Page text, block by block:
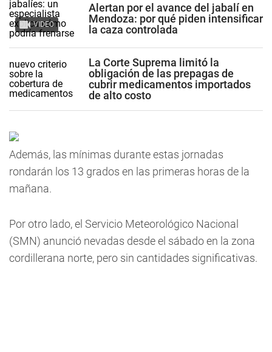
VIDEO
Alertan por el avance del jabalí en
Mendoza: por qué piden intensificar
la caza controlada
La Corte Suprema limitó la
obligación de las prepagas de
cubrir medicamentos importados
de alto costo
Además, las mínimas durante estas jornadas
rondarán los 13 grados en las primeras horas de la
mañana.
Por otro lado, el Servicio Meteorológico Nacional
(SMN) anunció nevadas desde el sábado en la zona
cordillerana norte, pero sin cantidades significativas.